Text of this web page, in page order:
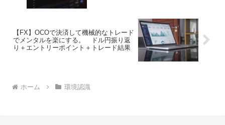
【FX】OCOで決済して機械的なトレード
でメンタルを楽にする。 ドル円振り返
り＋エントリーポイント＋トレード結果
ホーム 環境認識